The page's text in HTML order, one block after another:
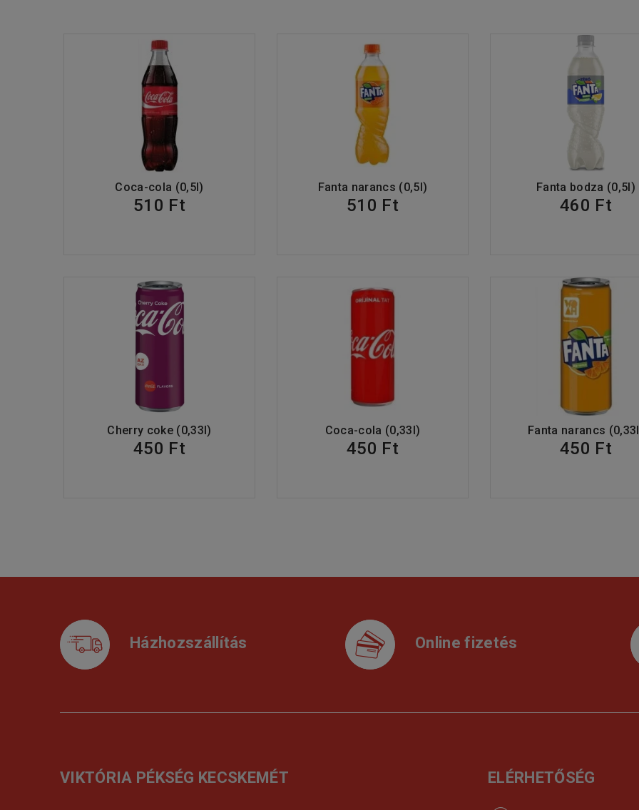
Coca-cola (0,5l)
510 Ft
Fanta narancs (0,5l)
510 Ft
Fanta bodza (0,5l)
460 Ft
Cherry coke (0,33l)
450 Ft
Coca-cola (0,33l)
450 Ft
Fanta narancs
450 Ft
Házhozszállítás Online fizetés
VIKTÓRIA PÉKSÉG KECSKEMÉT ELÉRHETŐSÉG